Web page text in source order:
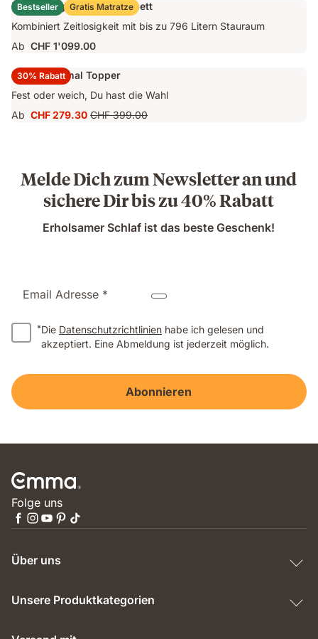
CHF 1'249.00
Bestseller Gratis Matratze
Emma Original Stauraumbett
Kombiniert Zeitlosigkeit mit bis zu 796 Litern Stauraum
Ab CHF 1'099.00
30% Rabatt
Emma Original Topper
Fest oder weich, Du hast die Wahl
Ab Preis
CHF 279.30 Ursprünglicher
CHF 399.00
Melde Dich zum Newsletter an und
sichere Dir bis zu 40% Rabatt
Erholsamer Schlaf ist das beste Geschenk!
Email Adresse *
*Die Datenschutzrichtlinien habe ich gelesen und
akzeptiert. Eine Abmeldung ist jederzeit möglich.
Abonnieren
Folge uns
Über uns
Unsere Produktkategorien